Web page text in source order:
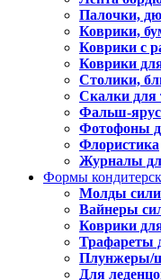
Палочки,
Коврики,
Коврики с
Коврики
Столики,
Скалки для
Фальш-
Фотофоны
Флористика
Журналы
Формы
Молды
Вайнеры
Коврики
Трафареты
Плунжеры/
Для